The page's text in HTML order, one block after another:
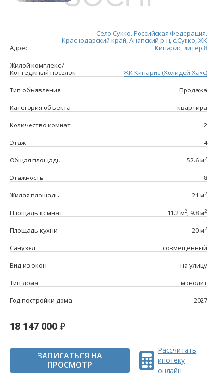
Адрес:
Село Сукко, Российская Федерация,
Краснодарский край, Анапский р-н, с.Сукко, ЖК
Кипарис, литер 8
Жилой комплекс /
Коттеджный посёлок
ЖК Кипарис (Холидей Хаус)
Тип объявления
Продажа
Категория объекта
квартира
Количество комнат
2
Этаж
4
Общая площадь
52.6 м2
Этажность
8
Жилая площадь
21 м2
Площадь комнат 11.2 м2, 9.8 м2
Площадь кухни 20 м2
Санузел
совмещенный
Вид из окон
на улицу
Тип дома
монолит
Год постройки дома
2027
18 147 000
ЗАПИСАТЬСЯ НА
ПРОСМОТР
Рассчитать
ипотеку
онлайн